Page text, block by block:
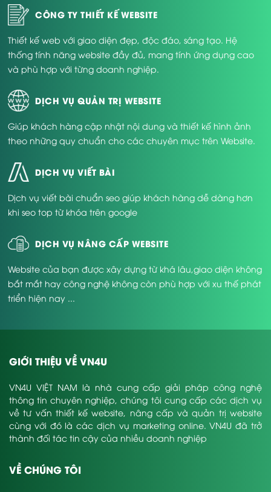
CÔNG TY THIẾT KẾ WEBSITE
Thiết kế web với giao diện đẹp, độc đáo, sáng tạo. Hệ
thống tính năng website đầy đủ, mang tính ứng dụng cao
và phù hợp với từng doanh nghiệp.
DỊCH VỤ QUẢN TRỊ WEBSITE
Giúp khách hàng cập nhật nội dung và thiết kế hình ảnh
theo những quy chuẩn cho các chuyên mục trên Website.
DỊCH VỤ VIẾT BÀI
Dịch vụ viết bài chuẩn seo giúp khách hàng dễ dàng hơn
khi seo top từ khóa trên google
DỊCH VỤ NÂNG CẤP WEBSITE
Website của bạn được xây dựng từ khá lâu,giao diện không
bắt mắt hay công nghệ không còn phù hợp với xu thế phát
triển hiện nay ...
GIỚI THIỆU VỀ VN4U
VN4U VIỆT NAM là nhà cung cấp giải pháp công nghệ
thông tin chuyên nghiệp, chúng tôi cung cấp các dịch vụ
về tư vấn thiết kế website, nâng cấp và quản trị website
cùng với đó là các dịch vụ marketing online. VN4U đã trở
thành đối tác tin cậy của nhiều doanh nghiệp
VỀ CHÚNG TÔI